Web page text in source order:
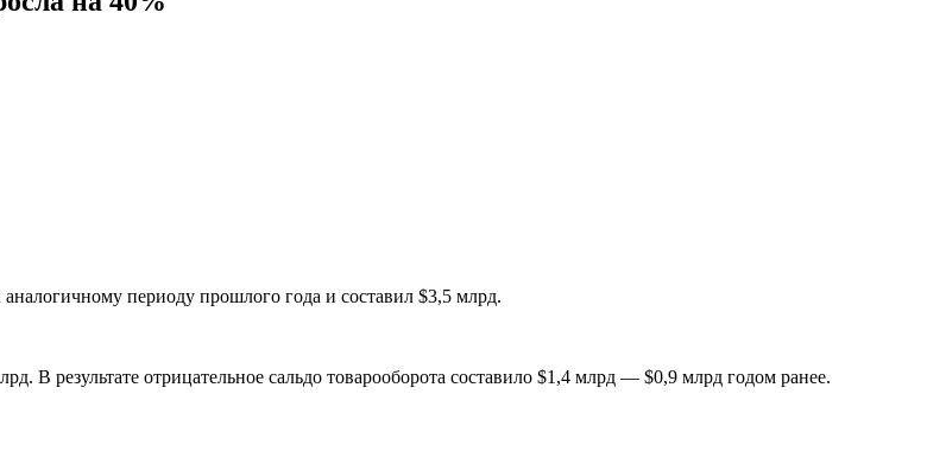
периоду прошлого года и составил $3,5 млрд.
В результате отрицательное сальдо товарооборота составило $1,4 млрд — $0,9 млрд годом ранее.